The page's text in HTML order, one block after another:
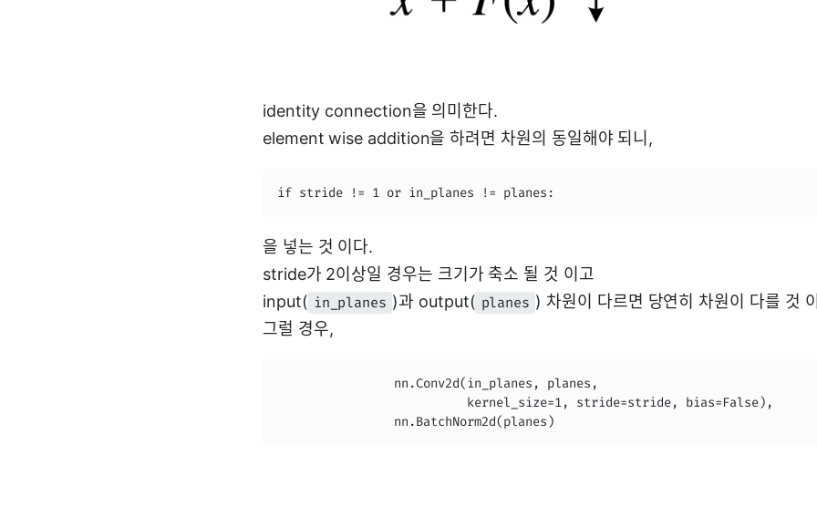
identity connection을 의미한다.
element wise addition을 하려면 차원의 동일해야 되니,
if stride != 1 or in_planes != planes:
을 넣는 것 이다.
stride가 2이상일 경우는 크기가 축소 될 것 이고
input( in_planes )과 output( planes ) 차원이 다르면 당연히 차원이 다를 것
그럴 경우,
                nn.Conv2d(in_planes, planes,
                          kernel_size=1, stride=stride, bias=False),
                nn.BatchNorm2d(planes)